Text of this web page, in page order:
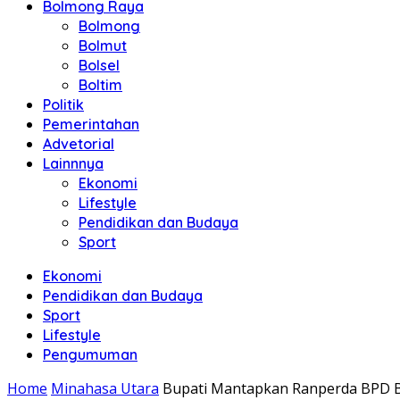
Bolmong Raya
Bolmong
Bolmut
Bolsel
Boltim
Politik
Pemerintahan
Advetorial
Lainnnya
Ekonomi
Lifestyle
Pendidikan dan Budaya
Sport
Ekonomi
Pendidikan dan Budaya
Sport
Lifestyle
Pengumuman
Home Minahasa Utara Bupati Mantapkan Ranperda BPD